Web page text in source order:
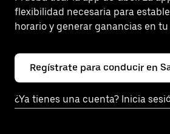
flexibilidad necesaria para
horario y generar ganancias en
Regístrate para conducir en
¿Ya tienes una cuenta? Inicia